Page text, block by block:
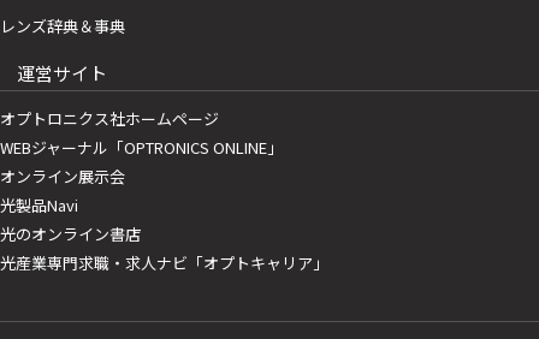
レンズ辞典＆事典
運営サイト
オプトロニクス社ホームページ
WEBジャーナル「OPTRONICS ONLINE」
オンライン展示会
光製品Navi
光のオンライン書店
光産業専門求職・求人ナビ「オプトキャリア」